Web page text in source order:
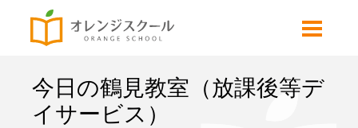
今日の鶴見教室（放課後等デ
イサービス）